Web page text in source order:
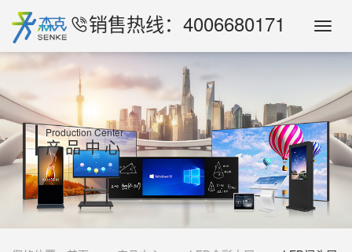
销售热线：4006680171
Production Center
产品中心